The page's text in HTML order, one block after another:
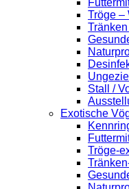
Tröge –
Stall /
Exotische
Tröge-